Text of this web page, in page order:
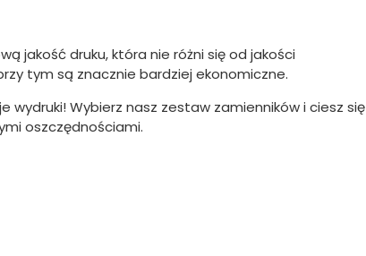
jakość druku, która nie różni się od jakości
tym są znacznie bardziej ekonomiczne.
wydruki! Wybierz nasz zestaw zamienników i ciesz się
oszczędnościami.